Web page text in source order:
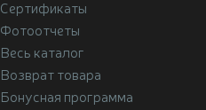
Сертификаты
Фотоотчеты
Весь каталог
Возврат товара
Бонусная программа